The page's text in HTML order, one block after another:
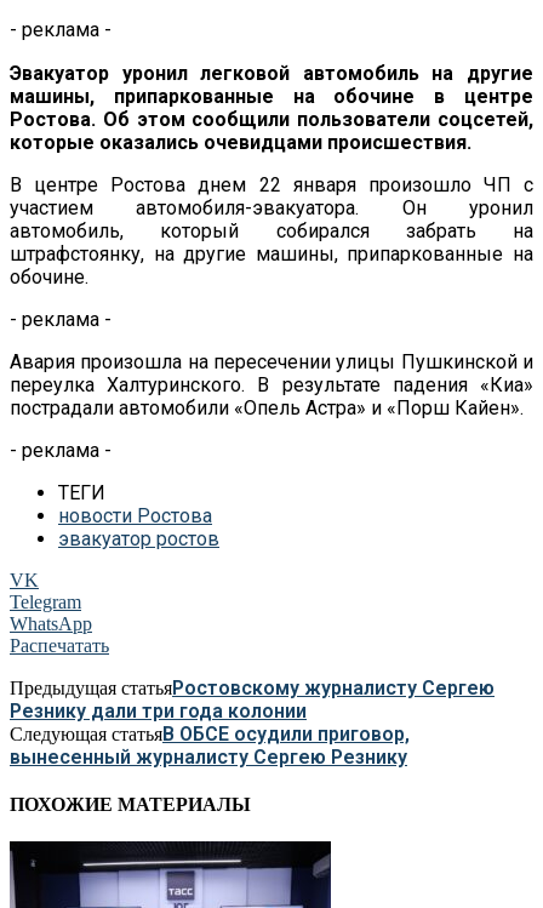
- реклама -
Эвакуатор уронил легковой автомобиль на другие
машины, припаркованные на обочине в центре
Ростова. Об этом сообщили пользователи соцсетей,
которые оказались очевидцами происшествия.
В центре Ростова днем 22 января произошло ЧП с
участием автомобиля-эвакуатора. Он уронил
автомобиль, который собирался забрать на
штрафстоянку, на другие машины, припаркованные на
обочине.
- реклама -
Авария произошла на пересечении улицы Пушкинской и
переулка Халтуринского. В результате падения «Киа»
пострадали автомобили «Опель Астра» и «Порш Кайен».
- реклама -
ТЕГИ
новости Ростова
эвакуатор ростов
VK
Telegram
WhatsApp
Распечатать
Предыдущая статьяРостовскому журналисту Сергею
Резнику дали три года колонии
Следующая статьяВ ОБСЕ осудили приговор,
вынесенный журналисту Сергею Резнику
ПОХОЖИЕ МАТЕРИАЛЫ